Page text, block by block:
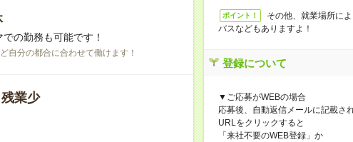
の勤務も可能です！
自分の都合に合わせて働けます！
業少
ポイント！
その他、就業場所に
バスなどもありますよ！
登録について
▼ご応募がWEBの場合
応募後、自動返信メールに記載さ
URLをクリックすると
「来社不要のWEB登録」か